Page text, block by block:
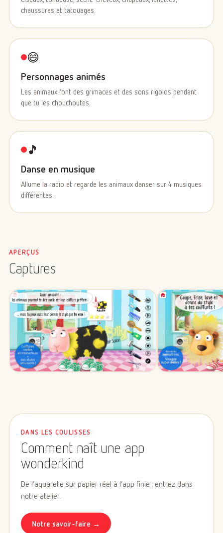
chaussures et tatouages.
😄
Personnages animés
Les animaux font des grimaces et des sons rigolos pendant
que tu les chouchoutes.
🎵
Danse en musique
Allume la radio et regarde les animaux danser sur 4 musiques
différentes.
APERÇUS
Captures
DANS LES COULISSES
Comment naît une app
wonderkind
De l’aquarelle sur papier réel à l’app finie : entrez dans
notre atelier.
Notre savoir-faire →